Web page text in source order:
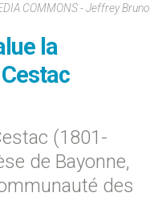
COMMONS - Jeffrey Bruno
la
(1801-
de Bayonne,
des